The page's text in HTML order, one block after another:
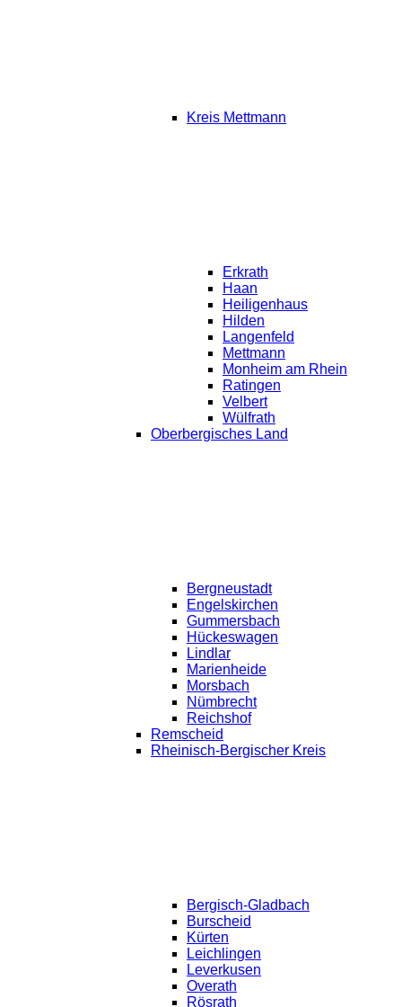
Kreis Mettmann
Erkrath
Haan
Heiligenhaus
Hilden
Langenfeld
Mettmann
Monheim am Rhein
Ratingen
Velbert
Wülfrath
Oberbergisches Land
Bergneustadt
Engelskirchen
Gummersbach
Hückeswagen
Lindlar
Marienheide
Morsbach
Nümbrecht
Reichshof
Remscheid
Rheinisch-Bergischer Kreis
Bergisch-Gladbach
Burscheid
Kürten
Leichlingen
Leverkusen
Overath
Rösrath